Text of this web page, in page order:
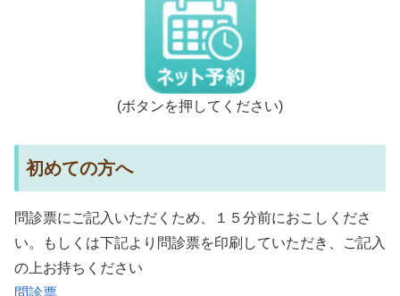
(ボタンを押してください)
初めての方へ
問診票にご記入いただくため、１５分前におこしくださ
い。もしくは下記より問診票を印刷していただき、ご記入
の上お持ちください
問診票